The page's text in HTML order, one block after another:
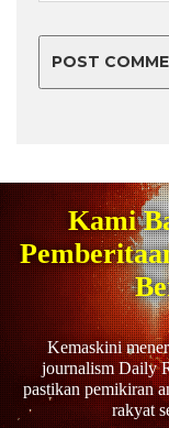
Kami
Kemaskini
journalism Daily
pastikan pemikiran
rakyat